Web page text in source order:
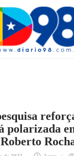
polarizada